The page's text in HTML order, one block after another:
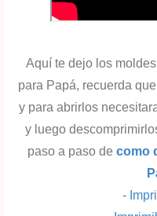
Aquí te dejo los
para Papá, recuerda
y para abrirlos
y luego
paso a paso de como
-